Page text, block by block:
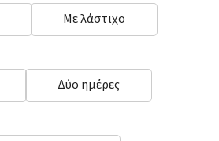
Με λάστιχο
Δύο ημέρες